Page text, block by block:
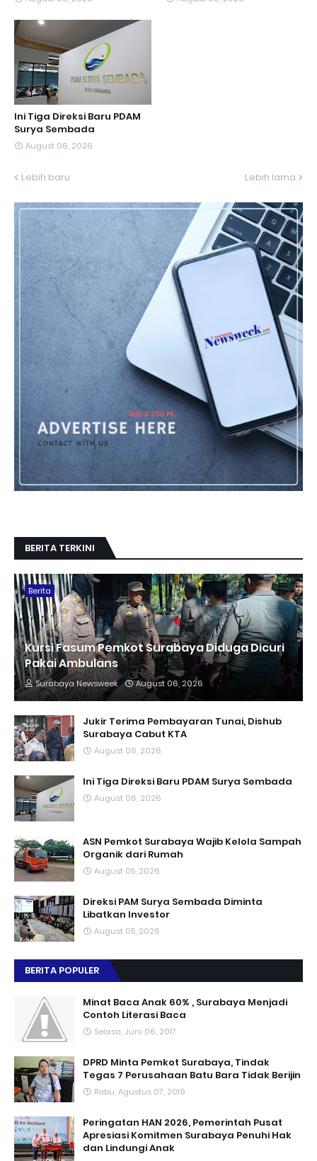
Ini Tiga Direksi Baru PDAM
Surya Sembada
August 06, 2026
Lebih baru Lebih lama
BERITA TERKINI
Berita
Kursi Fasum Pemkot Surabaya Diduga Dicuri
Pakai Ambulans
Surabaya Newsweek August 06, 2026
Jukir Terima Pembayaran Tunai, Dishub
Surabaya Cabut KTA
August 06, 2026
Ini Tiga Direksi Baru PDAM Surya Sembada
August 06, 2026
ASN Pemkot Surabaya Wajib Kelola Sampah
Organik dari Rumah
August 05, 2026
Direksi PAM Surya Sembada Diminta
Libatkan Investor
August 05, 2026
BERITA POPULER
Minat Baca Anak 60% , Surabaya Menjadi
Contoh Literasi Baca
Selasa, Juni 06, 2017
DPRD Minta Pemkot Surabaya, Tindak
Tegas 7 Perusahaan Batu Bara Tidak Berijin
Rabu, Agustus 07, 2019
Peringatan HAN 2026, Pemerintah Pusat
Apresiasi Komitmen Surabaya Penuhi Hak
dan Lindungi Anak